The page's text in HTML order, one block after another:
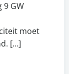
9 GW
moet
[…]